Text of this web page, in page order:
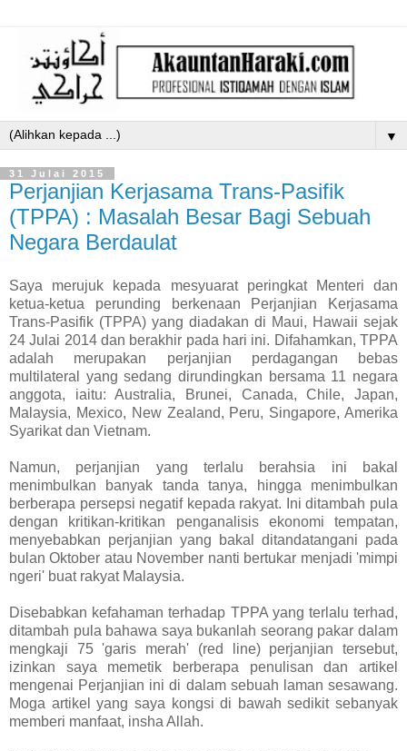
▼
31 Julai 2015
Perjanjian Kerjasama Trans-Pasifik
(TPPA) : Masalah Besar Bagi Sebuah
Negara Berdaulat
Saya merujuk kepada mesyuarat peringkat Menteri dan
ketua-ketua perunding berkenaan Perjanjian Kerjasama
Trans-Pasifik (TPPA) yang diadakan di Maui, Hawaii sejak
24 Julai 2014 dan berakhir pada hari ini. Difahamkan, TPPA
adalah merupakan perjanjian perdagangan bebas
multilateral yang sedang dirundingkan bersama 11 negara
anggota, iaitu: Australia, Brunei, Canada, Chile, Japan,
Malaysia, Mexico, New Zealand, Peru, Singapore, Amerika
Syarikat dan Vietnam.
Namun, perjanjian yang terlalu berahsia ini bakal
menimbulkan banyak tanda tanya, hingga menimbulkan
berberapa persepsi negatif kepada rakyat. Ini ditambah pula
dengan kritikan-kritikan penganalisis ekonomi tempatan,
menyebabkan perjanjian yang bakal ditandatangani pada
bulan Oktober atau November nanti bertukar menjadi 'mimpi
ngeri' buat rakyat Malaysia.
Disebabkan kefahaman terhadap TPPA yang terlalu terhad,
ditambah pula bahawa saya bukanlah seorang pakar dalam
mengkaji 75 'garis merah' (red line) perjanjian tersebut,
izinkan saya memetik berberapa penulisan dan artikel
mengenai Perjanjian ini di dalam sebuah laman sesawang.
Moga artikel yang saya kongsi di bawah sedikit sebanyak
memberi manfaat, insha Allah.